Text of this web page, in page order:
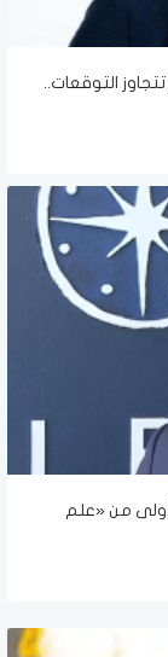
التوقعات..
الأولى من «علم